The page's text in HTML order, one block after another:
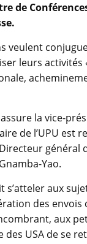
de
veulent
leurs activités
la vice-
de l’UPU est
général
Yao.
s’atteler aux
des envois
aux
des USA de se